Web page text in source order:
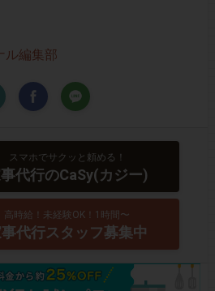
ル編集部
スマホでサクッと頼める！
代行のCaSy(カジー)
高時給！未経験OK！1時間〜
代行スタッフ募集中